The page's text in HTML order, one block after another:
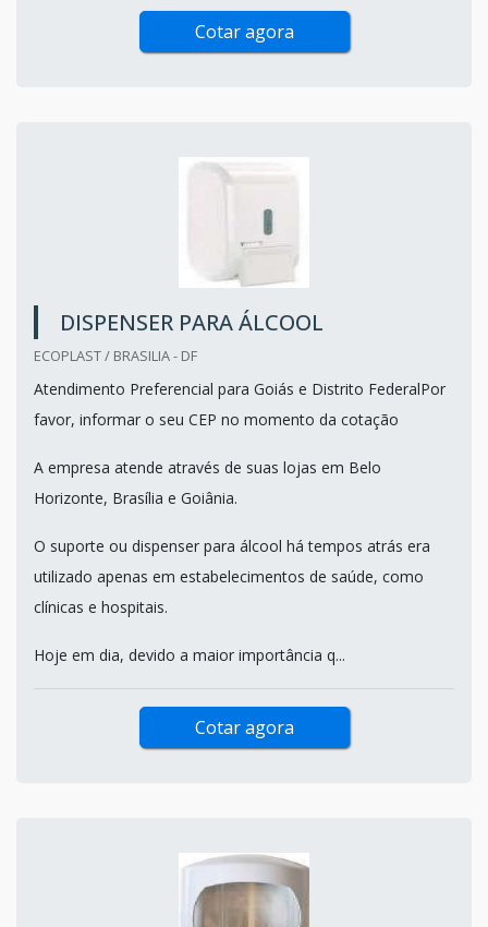
Cotar agora
DISPENSER PARA ÁLCOOL
ECOPLAST / BRASILIA - DF
Atendimento Preferencial para Goiás e Distrito FederalPor
favor, informar o seu CEP no momento da cotação
A empresa atende através de suas lojas em Belo
Horizonte, Brasília e Goiânia.
O suporte ou dispenser para álcool há tempos atrás era
utilizado apenas em estabelecimentos de saúde, como
clínicas e hospitais.
Hoje em dia, devido a maior importância q...
Cotar agora